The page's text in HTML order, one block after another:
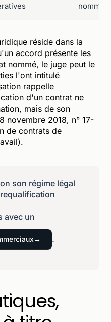
nommé
réside dans la
accord présente les
nommé, le juge peut le
l'ont intitulé
rappelle
d'un contrat ne
mais de son
novembre 2018, n° 17-
de contrats de
son régime légal
avec un
.